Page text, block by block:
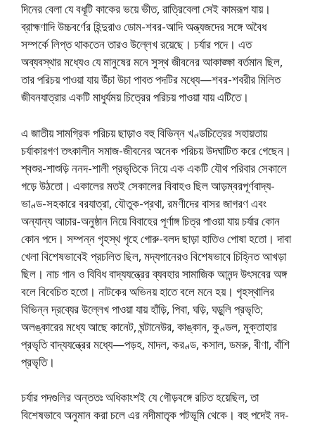
দিনের বেলা যে বধূটি কাকের ভয়ে ভীত, রাত্রিবেলা সেই কামরূপ যায়।
ব্রাহ্মণাদি উচ্চবর্ণের হিন্দুরাও ডােম-শবর-আদি অন্ত্যজদের সঙ্গে অবৈধ
সম্পর্কে লিপ্ত থাকতেন তারও উল্লেখ রয়েছে। চর্যার পদে। এত
অব্যবস্থার মধ্যেও যে মানুষের মনে সুস্থ জীবনের আকাঙ্ক্ষা বর্তমান ছিল,
তার পরিচয় পাওয়া যায় উঁচা উচা পাবত পদটির মধ্যে—শবর-শবরীর মিলিত
জীবনযাত্রার একটি মাধুর্যময় চিত্রের পরিচয় পাওয়া যায় এটিতে।
এ জাতীয় সামগ্রিক পরিচয় ছাড়াও বহু বিভিন্ন খণ্ডচিত্রের সহায়তায়
চর্যাকারগণ তৎকালীন সমাজ-জীবনের অনেক পরিচয় উদঘাটিত করে গেছেন।
শ্বশুর-শাশুড়ি ননদ-শালী প্রভৃতিকে নিয়ে এক একটি যৌথ পরিবার সেকালে
গড়ে উঠতাে। একালের মতই সেকালের বিবাহও ছিল আড়ম্বরপূর্ণবাদ্য-
ভাণ্ড-সহকারে বরযাত্রা, যৌতুক-প্রথা, রমণীদের বাসর জাগরণ এবং
অন্যান্য আচার-অনুষ্ঠান নিয়ে বিবাহের পূর্ণাঙ্গ চিত্র পাওয়া যায় চর্যার কোন
কোন পদে। সম্পন্ন গৃহস্থ গৃহে গােরু-বলদ ছাড়া হাতিও পােষা হতাে। দাবা
খেলা বিশেষভাবেই প্রচলিত ছিল, মদ্যপানেরও বিশেষভাবে চিহ্নিত আখড়া
ছিল। নাচ গান ও বিবিধ বাদ্যযন্ত্রের ব্যবহার সামাজিক আনন্দ উৎসবের অঙ্গ
বলে বিবেচিত হতাে। নাটকের অভিনয় হাতে বলে মনে হয়। গৃহস্থালির
বিভিন্ন দ্রব্যের উল্লেখ পাওয়া যায় হাঁড়ি, পিবা, ঘড়ি, ঘড়ুলি প্রভৃতি;
অলঙ্কারের মধ্যে আছে কানেট, ঘন্টানেউর, কাঙ্কান, কুণ্ডল, মুক্তাহার
প্রভৃতি বাদ্যযন্ত্রের মধ্যে—পড়হ, মাদল, করণ্ড, কসাল, ডমরু, বীণা, বাঁশি
প্রভৃতি।
চর্যার পদগুলির অন্ততঃ অধিকাংশই যে গৌড়বঙ্গে রচিত হয়েছিল, তা
বিশেষভাবে অনুমান করা চলে এর নদীমাতৃক পটভূমি থেকে। বহু পদেই নদ-